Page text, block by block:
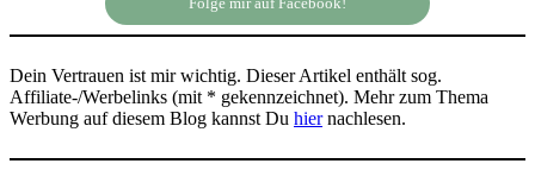
Dein Vertrauen ist mir wichtig. Dieser Artikel enthält sog.
Affiliate-/Werbelinks (mit * gekennzeichnet). Mehr zum Thema
Werbung auf diesem Blog kannst Du hiernachlesen.